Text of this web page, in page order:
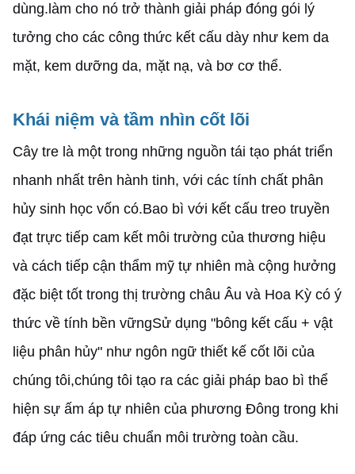
dùng.làm cho nó trở thành giải pháp đóng gói lý
tưởng cho các công thức kết cấu dày như kem da
mặt, kem dưỡng da, mặt nạ, và bơ cơ thể.
Khái niệm và tầm nhìn cốt lõi
Cây tre là một trong những nguồn tái tạo phát triển
nhanh nhất trên hành tinh, với các tính chất phân
hủy sinh học vốn có.Bao bì với kết cấu treo truyền
đạt trực tiếp cam kết môi trường của thương hiệu
và cách tiếp cận thẩm mỹ tự nhiên mà cộng hưởng
đặc biệt tốt trong thị trường châu Âu và Hoa Kỳ có ý
thức về tính bền vữngSử dụng "bông kết cấu + vật
liệu phân hủy" như ngôn ngữ thiết kế cốt lõi của
chúng tôi,chúng tôi tạo ra các giải pháp bao bì thể
hiện sự ấm áp tự nhiên của phương Đông trong khi
đáp ứng các tiêu chuẩn môi trường toàn cầu.